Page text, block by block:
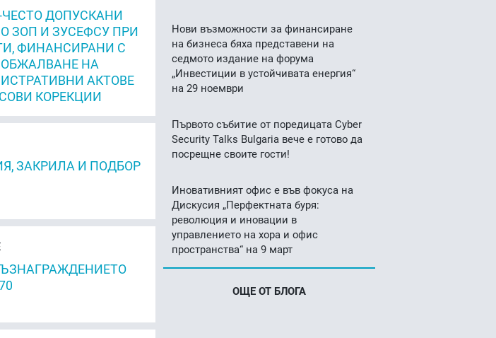
ДОПУСКАНИ
ЗОП И ЗУСЕФСУ ПРИ
ФИНАНСИРАНИ С
НА
АКТОВЕ
КОРЕКЦИИ
ЗАКРИЛА И ПОДБОР
Нови възможности за финансиране
на бизнеса бяха представени на
седмото издание на форума
„Инвестиции в устойчивата енергия“
на 29 ноември
Първото събитие от поредицата Cyber
Security Talks Bulgaria вече е готово да
посрещне своите гости!
Иновативният офис е във фокуса на
Дискусия „Перфектната буря:
революция и иновации в
управлението на хора и офис
пространства“ на 9 март
ОЩЕ ОТ БЛОГА